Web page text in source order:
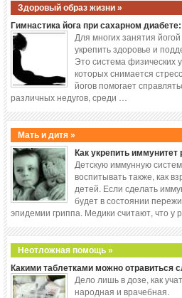
Здоровый образ жизни »
Гимнастика йога при сахарном
Для многих занятия
укрепить здоровье и
Это система
которых снимается
йогов помогает
различных недугов, среди …
Мать и дитя »
Как укрепить иммунитет
Детскую иммунную
воспитывать также, как
детей. Если сделать
будет в состоянии
эпидемии гриппа. Медики считают, что у
Неотложная помощь »
Какими таблетками можно отравиться
Дело лишь в дозе, как
народная и врачебная.